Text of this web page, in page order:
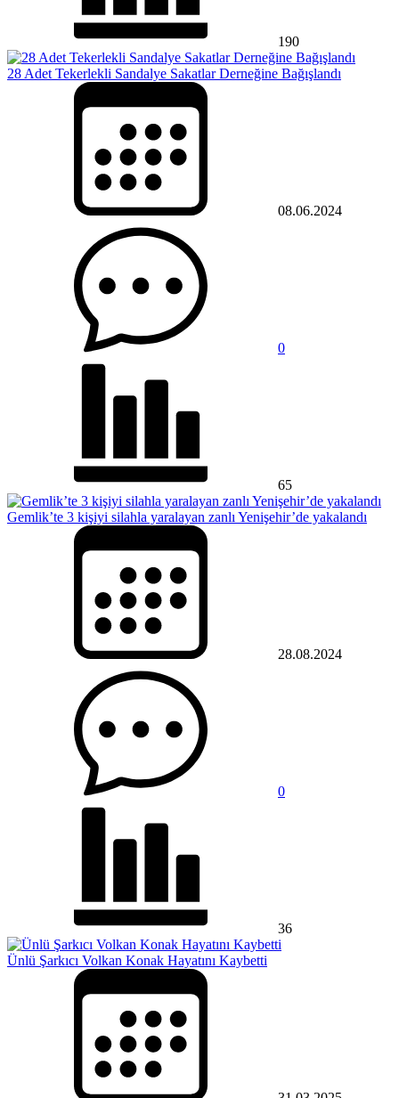
190
28 Adet Tekerlekli Sandalye Sakatlar Derneğine Bağışlandı
08.06.2024
0
65
Gemlik’te 3 kişiyi silahla yaralayan zanlı Yenişehir’de yakalandı
28.08.2024
0
36
Ünlü Şarkıcı Volkan Konak Hayatını Kaybetti